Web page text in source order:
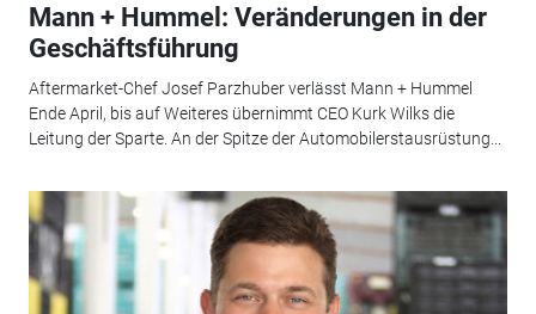
Mann + Hummel: Veränderungen in der
Geschäftsführung
Aftermarket-Chef Josef Parzhuber verlässt Mann + Hummel
Ende April, bis auf Weiteres übernimmt CEO Kurk Wilks die
Leitung der Sparte. An der Spitze der Automobilerstausrüstung...